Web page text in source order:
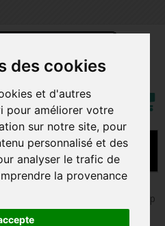
des cookies
et d'autres
pour améliorer votre
sur notre site, pour
personnalisé et des
analyser le trafic de
la provenance
Rechercher
Mon
Autres Films
Figurines Pop